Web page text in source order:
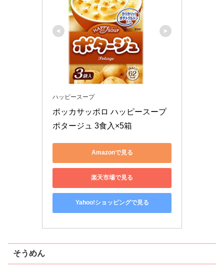
ハッピースープ
ポッカサッポロ ハッピースープ
ポタージュ 3食入×5箱
Amazonで見る
楽天市場で見る
Yahoo!ショッピングで見る
そうめん